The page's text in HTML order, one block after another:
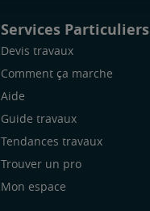
Services Particuliers
Devis travaux
Comment ça marche
Aide
Guide travaux
Tendances travaux
Trouver un pro
Mon espace